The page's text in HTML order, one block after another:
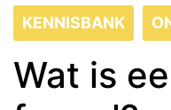
KENNISBANK
Wat is